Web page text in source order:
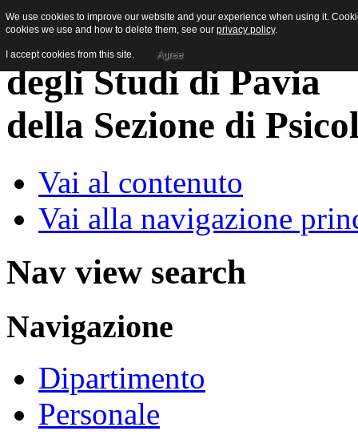
della Sezione di
Vai al contenuto
Vai alla navigazione
Nav view search
Navigazione
Dipartimento
Personale
We use cookies to improve our website and your experience when using it.
cookies we use and how to delete them, see our privacy policy.
I accept cookies from this site. Agree